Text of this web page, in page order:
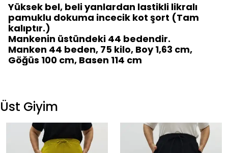
Yüksek bel, beli yanlardan lastikli likralı
pamuklu dokuma incecik kot şort (Tam
kalıptır.)
Mankenin üstündeki 44 bedendir.
Manken 44 beden, 75 kilo, Boy 1,63 cm,
Göğüs 100 cm, Basen 114 cm
Üst Giyim